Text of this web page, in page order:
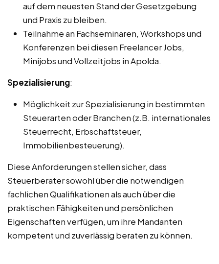
auf dem neuesten Stand der Gesetzgebung
und Praxis zu bleiben.
Teilnahme an Fachseminaren, Workshops und
Konferenzen bei diesen Freelancer Jobs,
Minijobs und Vollzeitjobs in Apolda.
Spezialisierung:
Möglichkeit zur Spezialisierung in bestimmten
Steuerarten oder Branchen (z.B. internationales
Steuerrecht, Erbschaftsteuer,
Immobilienbesteuerung).
Diese Anforderungen stellen sicher, dass
Steuerberater sowohl über die notwendigen
fachlichen Qualifikationen als auch über die
praktischen Fähigkeiten und persönlichen
Eigenschaften verfügen, um ihre Mandanten
kompetent und zuverlässig beraten zu können.